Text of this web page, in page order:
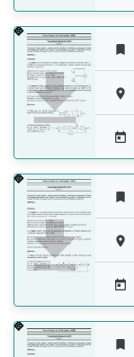








